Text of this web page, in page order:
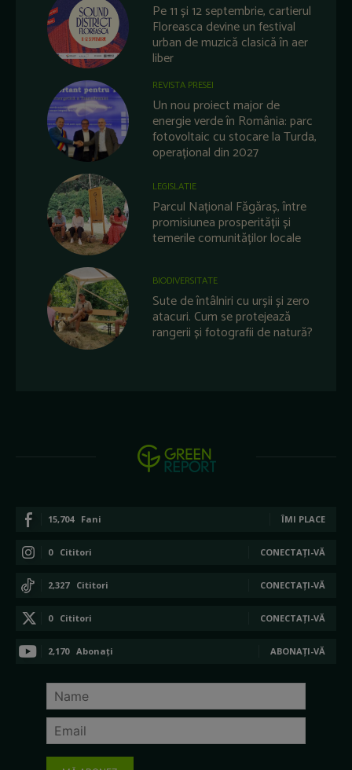
Pe 11 și 12 septembrie, cartierul
Floreasca devine un festival
urban de muzică clasică în aer
liber
REVISTA PRESEI
Un nou proiect major de
energie verde în România: parc
fotovoltaic cu stocare la Turda,
operațional din 2027
LEGISLATIE
Parcul Național Făgăraș, între
promisiunea prosperității și
temerile comunităților locale
BIODIVERSITATE
Sute de întâlniri cu urșii și zero
atacuri. Cum se protejează
rangerii și fotografii de natură?
15,704 Fani ÎMI PLACE
0 Cititori CONECTAȚI-VĂ
2,327 Cititori CONECTAȚI-VĂ
0 Cititori CONECTAȚI-VĂ
2,170 Abonați ABONAȚI-VĂ